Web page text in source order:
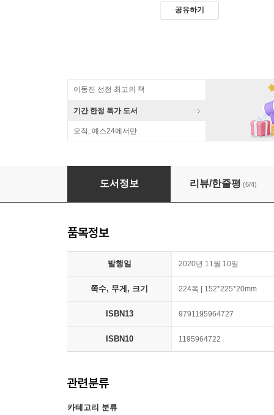
공유하기
이동진 선정 최고의 책
기간 한정 특가 도서
오직, 예스24에서만
코로나 19 이후, 『장자(莊子)』에게 묻다
도서정보 리뷰/한줄평 (6/4)
품목정보
발행일 2020년 11월 10일
쪽수, 무게, 크기 224쪽 | 152*225*20mm
ISBN13 9791195964727
ISBN10 1195964722
관련분류
카테고리 분류